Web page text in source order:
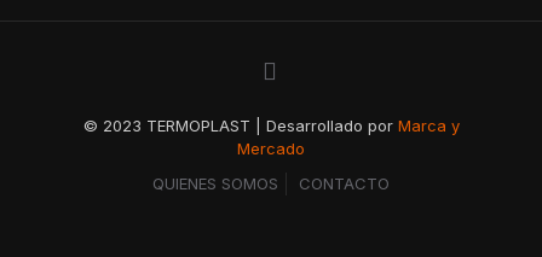
© 2023 TERMOPLAST | Desarrollado por Marca y
Mercado
QUIENES SOMOS
CONTACTO